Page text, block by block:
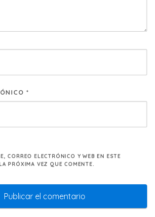
*
CORREO ELECTRÓNICO Y WEB EN ESTE
PRÓXIMA VEZ QUE COMENTE.